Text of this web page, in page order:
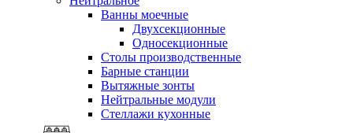
Ванны моечные
Двухсекционные
Односекционные
Столы производственные
Барные станции
Вытяжные зонты
Нейтральные модули
Стеллажи кухонные